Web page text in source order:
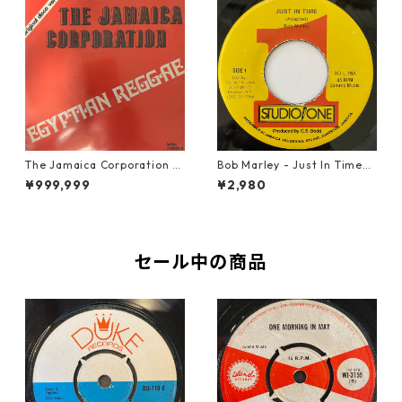
The Jamaica Corporation -
Egyptian Reggae【7-2080
4】
¥999,999
Bob Marley - Just In Time
【7-20778】
¥2,980
セール中の商品